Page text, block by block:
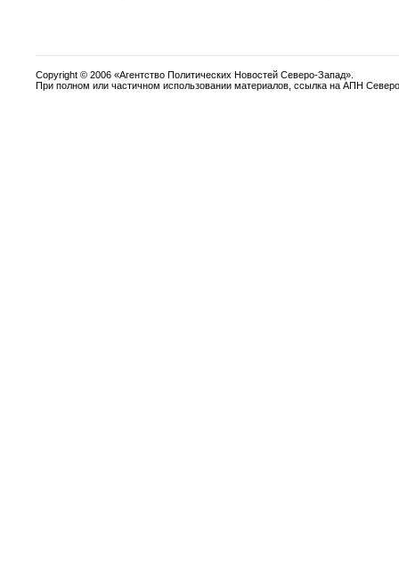
Copyright © 2006 «Агентство Политических Новостей Северо-Запад».
При полном или частичном использовании материалов, ссылка на АПН